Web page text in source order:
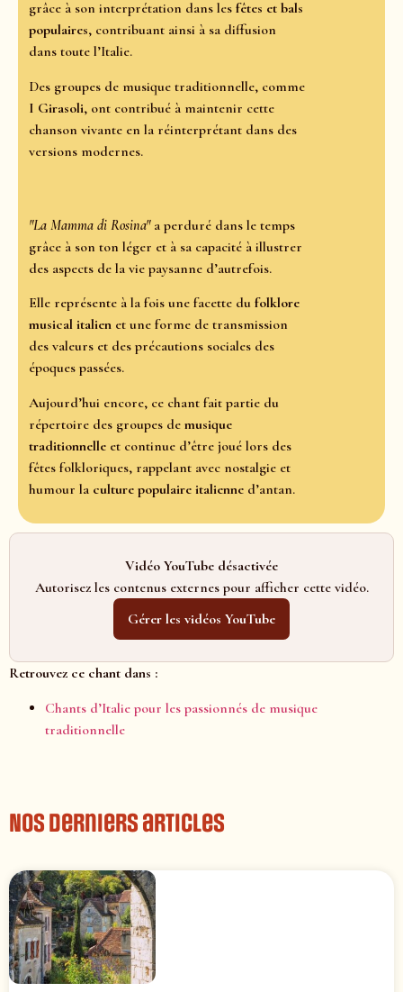
grâce à son interprétation dans les fêtes et bals
populaires, contribuant ainsi à sa diffusion
dans toute l’Italie.
Des groupes de musique traditionnelle, comme
I Girasoli, ont contribué à maintenir cette
chanson vivante en la réinterprétant dans des
versions modernes.
"La Mamma di Rosina"a perduré dans le temps
grâce à son ton léger et à sa capacité à illustrer
des aspects de la vie paysanne d’autrefois.
Elle représente à la fois une facette du folklore
musical italien et une forme de transmission
des valeurs et des précautions sociales des
époques passées.
Aujourd’hui encore, ce chant fait partie du
répertoire des groupes de musique
traditionnelle et continue d’être joué lors des
fêtes folkloriques, rappelant avec nostalgie et
humour la culture populaire italienne d’antan.
Vidéo YouTube désactivée
Autorisez les contenus externes pour afficher cette vidéo.
Gérer les vidéos YouTube
Retrouvez ce chant dans :
Chants d’Italie pour les passionnés de musique
traditionnelle
Nos derniers articles